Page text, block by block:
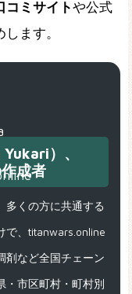
コミサイトや公式
ます。
）、
成者
多くの方に共通する
で、titanwars.online
剤など全国チェーン
・市区町村・町村別